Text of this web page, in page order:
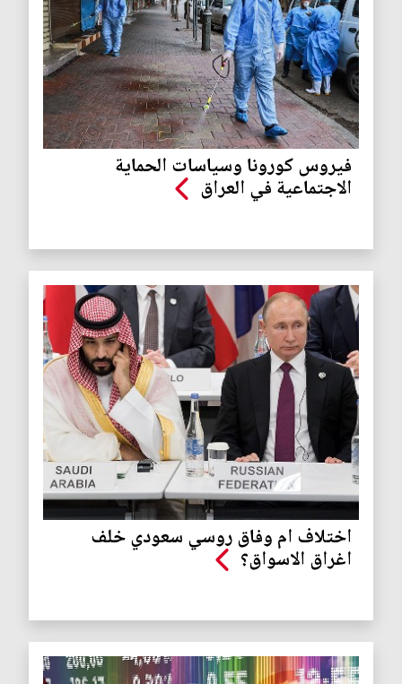
فيروس كورونا وسياسات الحماية
الاجتماعية في العراق
اختلاف ام وفاق روسي سعودي خلف
اغراق الاسواق؟